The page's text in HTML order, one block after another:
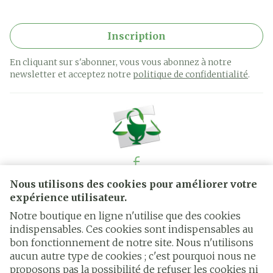
Nous utilisons des cookies pour améliorer votre
expérience utilisateur.
Notre boutique en ligne n'utilise que des cookies
indispensables. Ces cookies sont indispensables au
bon fonctionnement de notre site. Nous n'utilisons
aucun autre type de cookies ; c'est pourquoi nous ne
proposons pas la possibilité de refuser les cookies ni
une hypo- ou hyperthyroïdie, etc.). Le
médicament vétérinaire peut être irritant pour
les yeux. Éviter tout contact accidentel avec les
yeux du chien. En cas de contact oculaire
abondamment avec de l'eau pendant 10 à 15
minutes. Si des signes cliniques apparaissent,
demandez conseil à un vétérinaire. Il est
recommandé aux propriétaires de surveiller tout
rougeur et écoulement) dans les heures et les
jours qui suivent l'application du produit, et de
consulter rapidement un vétérinaire si de tels
signes apparaissent. Voir la rubrique " Effets
indésirables " pour plus de détails sur les effets
Inscription
En cliquant sur s'abonner, vous vous abonnez à notre
newsletter et acceptez notre politique de confidentialité.
Liens légaux